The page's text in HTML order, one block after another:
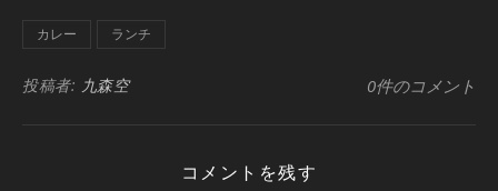
カレー ランチ
投稿者: 九森空 0件のコメント
コメントを残す